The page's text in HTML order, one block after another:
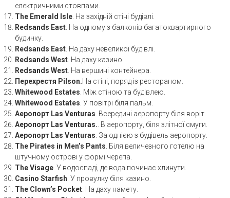
електричними стовпами.
The Emerald Isle. На західній стіні будівлі.
Redsands East. На одному з балконів багатоквартирного
будинку.
Redsands East. На даху невеликої будівлі.
Redsands West. На даху казино.
Redsands West. На вершині контейнера.
Перехрестя Pilson.На стіні, поряд із рестораном.
Whitewood Estates . Між стіною та будівлею.
Whitewood Estates . У повітрі біля пальм.
Аеропорт Las Venturas . Всередині аеропорту біля воріт.
Аеропорт Las Venturas. . В аеропорту, біля злітної смуги.
Аеропорт Las Venturas . За однією з будівель аеропорту.
The Pirates in Men’s Pants . Біля величезного готелю на
штучному острові у формі черепа.
The Visage. У водоспаді, де вода починає хлинути.
Casino Starfish . У провулку біля казино.
The Clown’s Pocket. На даху намету.